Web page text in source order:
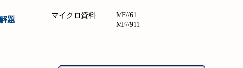
題 マイクロ資料
MF//61
MF//911